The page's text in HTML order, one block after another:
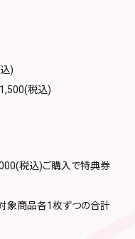
)
税込)
税込)ご購入で特典券
象商品各1枚ずつの合計